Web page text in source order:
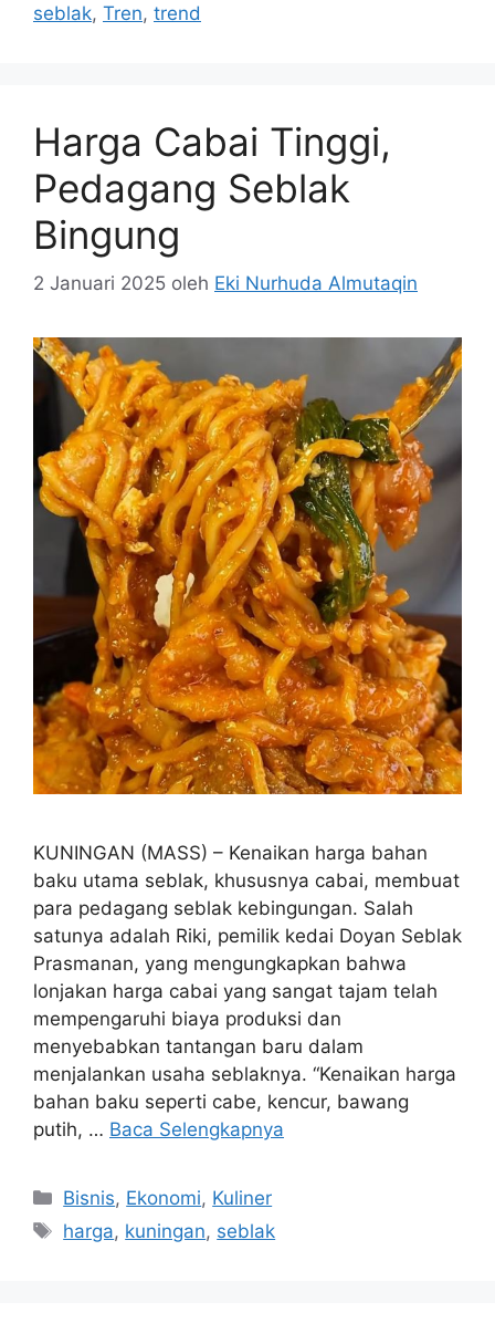
seblak, Tren, trend
Harga Cabai Tinggi,
Pedagang Seblak
Bingung
2 Januari 2025 oleh Eki Nurhuda Almutaqin
KUNINGAN (MASS) – Kenaikan harga bahan
baku utama seblak, khususnya cabai, membuat
para pedagang seblak kebingungan. Salah
satunya adalah Riki, pemilik kedai Doyan Seblak
Prasmanan, yang mengungkapkan bahwa
lonjakan harga cabai yang sangat tajam telah
mempengaruhi biaya produksi dan
menyebabkan tantangan baru dalam
menjalankan usaha seblaknya. “Kenaikan harga
bahan baku seperti cabe, kencur, bawang
putih, … Baca Selengkapnya
Kategori
Bisnis, Ekonomi, Kuliner
Tag
harga, kuningan, seblak